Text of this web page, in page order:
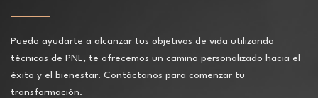
Puedo ayudarte a alcanzar tus objetivos de vida utilizando
técnicas de PNL, te ofrecemos un camino personalizado hacia el
éxito y el bienestar. Contáctanos para comenzar tu
transformación.